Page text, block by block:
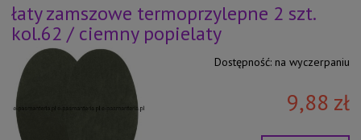
łaty zamszowe termoprzylepne 2 szt.
kol.62 / ciemny popielaty
Dostępność: na wyczerpaniu
9,88 zł